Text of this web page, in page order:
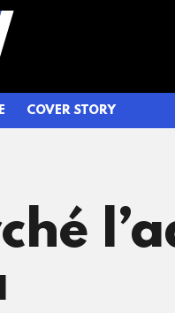
COVER STORY